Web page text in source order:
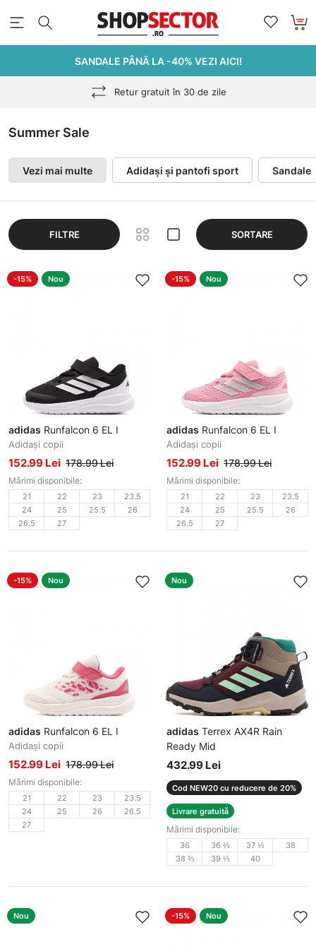
SANDALE PÂNĂ LA -40% VEZI AICI!
Retur gratuit în 30 de zile
Summer Sale
Vezi mai multe Adidași și pantofi sport Sandale
FILTRE SORTARE
-15% Nou
adidas Runfalcon 6 EL I
Adidași copii
152.99 Lei 178.99 Lei
Mărimi disponibile:
21 22 23
23.5
24
25 25.5
26
26.5
27
-15% Nou
adidas Runfalcon 6 EL I
Adidași copii
152.99 Lei 178.99 Lei
Mărimi disponibile:
21 22 23
23.5
24
25 25.5
26
26.5
27
-15% Nou
adidas Runfalcon 6 EL I
Adidași copii
152.99 Lei 178.99 Lei
Mărimi disponibile:
21 22 23
23.5
24
25 26
26.5
27
Nou
adidas Terrex AX4R Rain
Ready Mid
Pantofi sport
432.99 Lei
Cod NEW20 cu reducere de 20%
Livrare gratuită
Mărimi disponibile:
36 36 ⅔ 37 ⅓
38
38 ⅔
39 ⅓ 40
Nou -15% Nou